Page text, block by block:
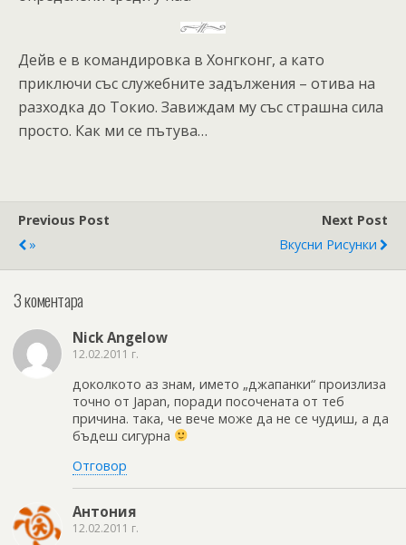
Дейв е в командировка в Хонгконг, а като
приключи със служебните задължения – отива на
разходка до Токио. Завиждам му със страшна сила
просто. Как ми се пътува…
Previous Post
»
Next Post
Вкусни Рисунки
3 коментара
Nick Angelow
12.02.2011 г.
доколкото аз знам, името „джапанки“ произлиза
точно от Japan, поради посочената от теб
причина. така, че вече може да не се чудиш, а да
бъдеш сигурна
Отговор
Антония
12.02.2011 г.